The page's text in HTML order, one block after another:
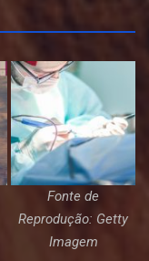
Fonte de
Reprodução: Getty
Imagem